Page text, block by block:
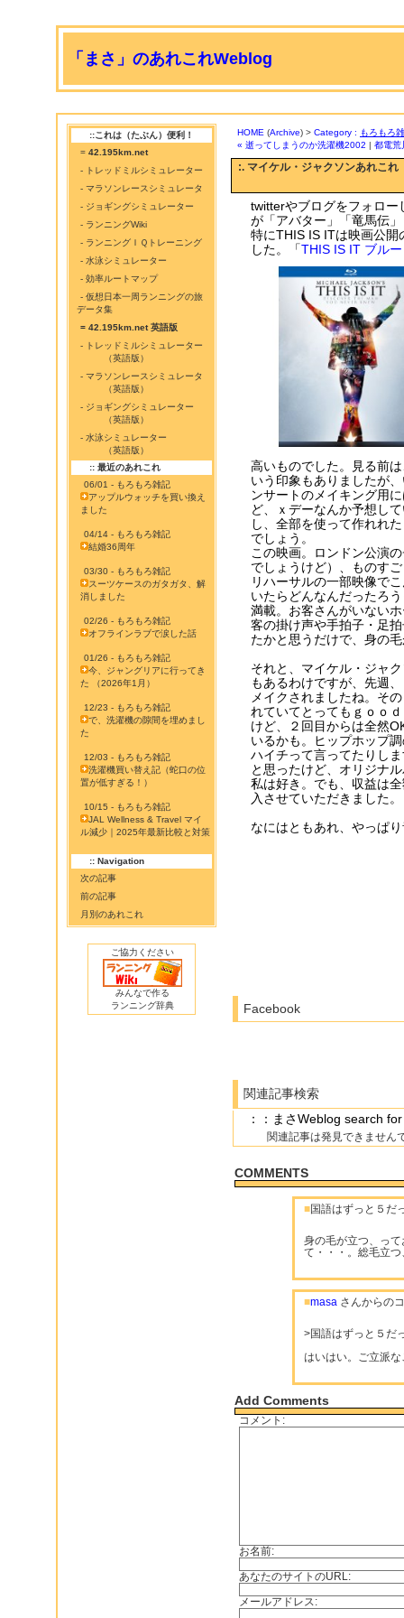
「まさ」のあれこれWeblog
::これは（たぶん）便利！
= 42.195km.net
- トレッドミルシミュレーター
- マラソンレースシミュレータ
- ジョギングシミュレーター
- ランニングWiki
- ランニングＩＱトレーニング
- 水泳シミュレーター
- 効率ルートマップ
- 仮想日本一周ランニングの旅
データ集
= 42.195km.net 英語版
- トレッドミルシミュレーター
（英語版）
- マラソンレースシミュレータ
（英語版）
- ジョギングシミュレーター
（英語版）
- 水泳シミュレーター
（英語版）
:: 最近のあれこれ
06/01 - もろもろ雑記
アップルウォッチを買い換え
ました
04/14 - もろもろ雑記
結婚36周年
03/30 - もろもろ雑記
スーツケースのガタガタ、解
消しました
02/26 - もろもろ雑記
オフラインラブで涙した話
01/26 - もろもろ雑記
今、ジャングリアに行ってき
た （2026年1月）
12/23 - もろもろ雑記
で、洗濯機の隙間を埋めまし
た
12/03 - もろもろ雑記
洗濯機買い替え記（蛇口の位
置が低すぎる！）
10/15 - もろもろ雑記
JAL Wellness & Travel マイ
ル減少｜2025年最新比較と対策
:: Navigation
次の記事
前の記事
月別のあれこれ
ご協力ください
みんなで作る
ランニング辞典
HOME (Archive) > Category : もろもろ
« 逝ってしまうのか洗濯機2002 | 都電荒
:. マイケル・ジャクソンあれこれ
twitterやブログをフォロー
が「アバター」「竜馬伝
特にTHIS IS ITは映画公開
した。「THIS IS IT ブル
高いものでした。見る前
いう印象もありましたが
ンサートのメイキング用
ど、ｘデーなんか予想し
し、全部を使って作れれ
でしょう。
この映画。ロンドン公演
でしょうけど）、ものす
リハーサルの一部映像で
いたらどんなんだったろ
満載。お客さんがいない
客の掛け声や手拍子・足
たかと思うだけで、身の
それと、マイケル・ジャ
もあるわけですが、先週
メイクされましたね。そ
れていてとってもｇｏｏ
けど、２回目からは全然
いるかも。ヒップホップ
ハイチって言ってたりし
と思ったけど、オリジナ
私は好き。でも、収益は
入させていただきました。
なにはともあれ、やっぱ
Facebook
関連記事検索
：：まさWeblog search
関連記事は発見できません
COMMENTS
■国語はずっと５だ
身の毛が立つ、っ
て・・・。総毛立
■masa さんからの
>国語はずっと５だ
はいはい。ご立派な
Add Comments
コメント:
お名前:
あなたのサイトのURL:
メールアドレス: